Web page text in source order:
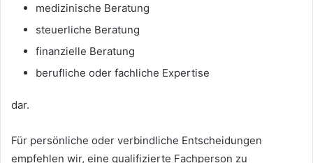
medizinische Beratung
steuerliche Beratung
finanzielle Beratung
berufliche oder fachliche Expertise
dar.
Für persönliche oder verbindliche Entscheidungen
empfehlen wir, eine qualifizierte Fachperson zu